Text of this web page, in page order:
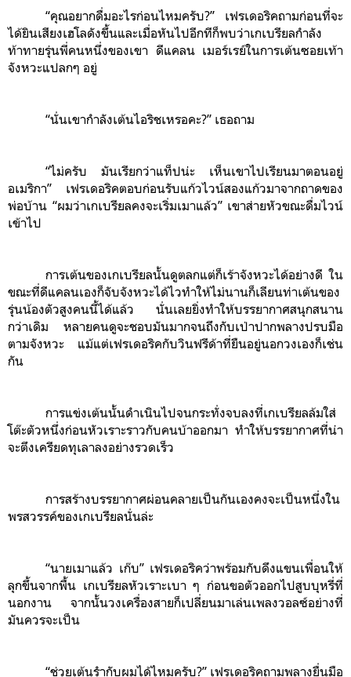
“คุณอยากดื่มอะไรก่อนไหมครับ?” เฟรเดอริคถามก่อนที่จะ
ได้ยินเสียงเฮโลดังขึ้นและเมื่อหันไปอีกทีก็พบว่าเกเบรียลกำลัง
ท้าทายรุ่นพี่คนหนึ่งของเขา ดีแคลน เมอร์เรย์ในการเต้นซอยเท้า
จังหวะแปลกๆ อยู่
“นั่นเขากำลังเต้นไอริชเหรอคะ?” เธอถาม
“ไม่ครับ มันเรียกว่าแท็ปน่ะ เห็นเขาไปเรียนมาตอนอยู่
อเมริกา” เฟรเดอริคตอบก่อนรับแก้วไวน์สองแก้วมาจากถาดของ
พ่อบ้าน “ผมว่าเกเบรียลคงจะเริ่มเมาแล้ว” เขาส่ายหัวขณะดื่มไวน์
เข้าไป
การเต้นของเกเบรียลนั้นดูตลกแต่ก็เร้าจังหวะได้อย่างดี ใน
ขณะที่ดีแคลนเองก็จับจังหวะได้ไวทำให้ไม่นานก็เลียนท่าเต้นของ
รุ่นน้องตัวสูงคนนี้ได้แล้ว นั่นเลยยิ่งทำให้บรรยากาศสนุกสนาน
กว่าเดิม หลายคนดูจะชอบมันมากจนถึงกับเป่าปากพลางปรบมือ
ตามจังหวะ แม้แต่เฟรเดอริคกับวินฟรีด้าที่ยืนอยู่นอกวงเองก็เช่น
กัน
การแข่งเต้นนั้นดำเนินไปจนกระทั่งจบลงที่เกเบรียลล้มใส่
โต๊ะตัวหนึ่งก่อนหัวเราะราวกับคนบ้าออกมา ทำให้บรรยากาศที่น่า
จะตึงเครียดทุเลาลงอย่างรวดเร็ว
การสร้างบรรยากาศผ่อนคลายเป็นกันเองคงจะเป็นหนึ่งใน
พรสวรรค์ของเกเบรียลนั่นล่ะ
“นายเมาแล้ว เก๊บ” เฟรเดอริคว่าพร้อมกับดึงแขนเพื่อนให้
ลุกขึ้นจากพื้น เกเบรียลหัวเราะเบา ๆ ก่อนขอตัวออกไปสูบบุหรี่ที่
นอกงาน จากนั้นวงเครื่องสายก็เปลี่ยนมาเล่นเพลงวอลซ์อย่างที่
มันควรจะเป็น
“ช่วยเต้นรำกับผมได้ไหมครับ?” เฟรเดอริคถามพลางยื่นมือ